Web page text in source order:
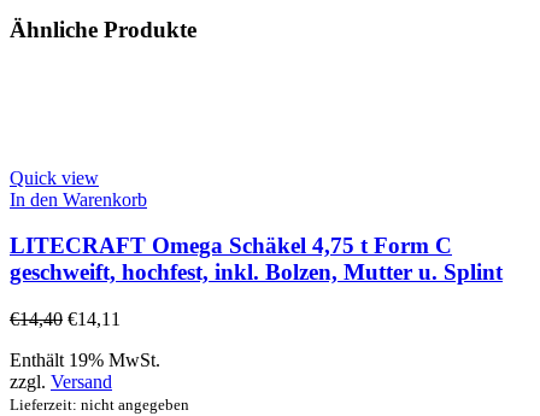
Ähnliche Produkte
Quick view
In den Warenkorb
LITECRAFT Omega Schäkel 4,75 t Form C
geschweift, hochfest, inkl. Bolzen, Mutter u. Splint
€14,40 €14,11
Enthält 19% MwSt.
zzgl. Versand
Lieferzeit: nicht angegeben